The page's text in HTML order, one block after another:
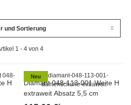
und Sortierung
1 - 4 von 4
H
Neu
Diamant 048-113-001 Weite H
extraweit Absatz 5,5 cm